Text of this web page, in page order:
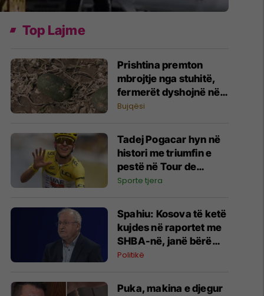
Top Lajme
Prishtina premton
mbrojtje nga stuhitë,
fermerët dyshojnë në
mbrojtjen nga breshëri
Bujqësi
Tadej Pogacar hyn në
histori me triumfin e
pestë në Tour de
France
Sporte tjera
Spahiu: Kosova të ketë
kujdes në raportet me
SHBA-në, janë bërë
gabime që kanë
Politikë
Puka, makina e djegur